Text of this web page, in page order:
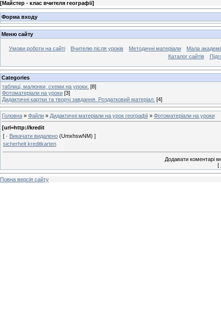
[Майстер - клас вчителя географії]
Форма входу
Меню сайту
Умови роботи на сайті Вчителю після уроків Методичні матеріали
Мала
Каталог сайтів
Categories
таблиці, малюнки, схеми на уроки. [8]
Фотоматеріали на уроки [3]
Дидактичні картки та творчі завдання. Роздатковий матеріал. [4]
Головна » Файли » Дидактичні матеріали на урок географії » Фотоматеріали на уроки
[url=http://kredit
[ · Викачати видалено (UmxhswNM) ]
sicherheit kreditkarten
Додавати коментарі
[
Повна версія сайту